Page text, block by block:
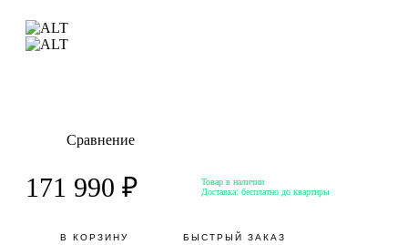
Сравнение
171 990 ₽
Товар в наличии
Доставка: бесплатно до квартиры
В КОРЗИНУ БЫСТРЫЙ ЗАКАЗ